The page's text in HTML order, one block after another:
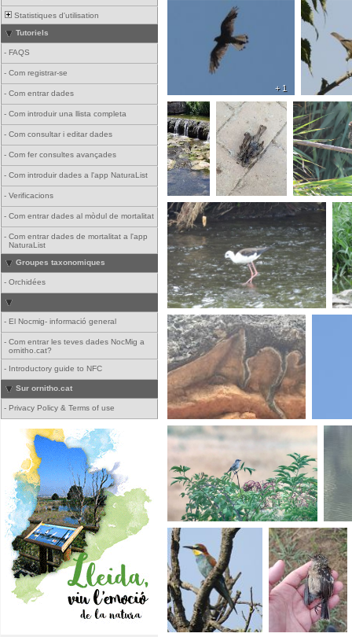
Statistiques d'utilisation
Tutoriels
- FAQS
- Com registrar-se
- Com entrar dades
- Com introduir una llista completa
- Com consultar i editar dades
- Com fer consultes avançades
- Com introduir dades a l'app NaturaList
- Verificacions
- Com entrar dades al mòdul de mortalitat
- Com entrar dades de mortalitat a l'app
NaturaList
Groupes taxonomiques
- Orchidées
- El Nocmig- informació general
- Com entrar les teves dades NocMig a
ornitho.cat?
- Introductory guide to NFC
Sur ornitho.cat
- Privacy Policy & Terms of use
+ 1